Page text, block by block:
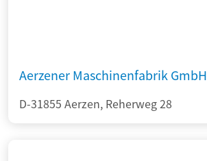
Aerzener Maschinenfabrik GmbH
D-31855 Aerzen, Reherweg 28